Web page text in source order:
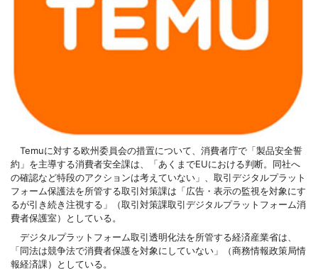
Temuに対する欧州委員会の措置について、消費者庁で「製品安全誓
約」を主導する消費者安全課は、「あくまでEUにおける判断。同社へ
の確認など特段のアクションは考えていない」、取引デジタルプラット
フォーム保護法を所管する取引対策課は「広告・表示の監視を対象にす
るが引き続き注視する」（取引対策課取引デジタルプラットフォーム消
費者保護室）としている。
デジタルプラットフォーム取引透明化法を所管する経済産業省は、
「同法は競争法で消費者保護を対象にしていない」（商務情報政策局情
報経済課）としている。